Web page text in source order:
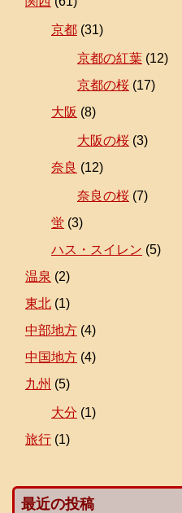
京都 (31)
京都の紅葉 (12)
京都の桜 (17)
大阪 (8)
大阪の桜 (3)
奈良 (12)
奈良の桜 (7)
蛍 (3)
ハス・スイレン (5)
温泉 (2)
東北 (1)
中部地方 (4)
中国地方 (4)
九州 (5)
大分 (1)
旅行 (1)
最近の投稿